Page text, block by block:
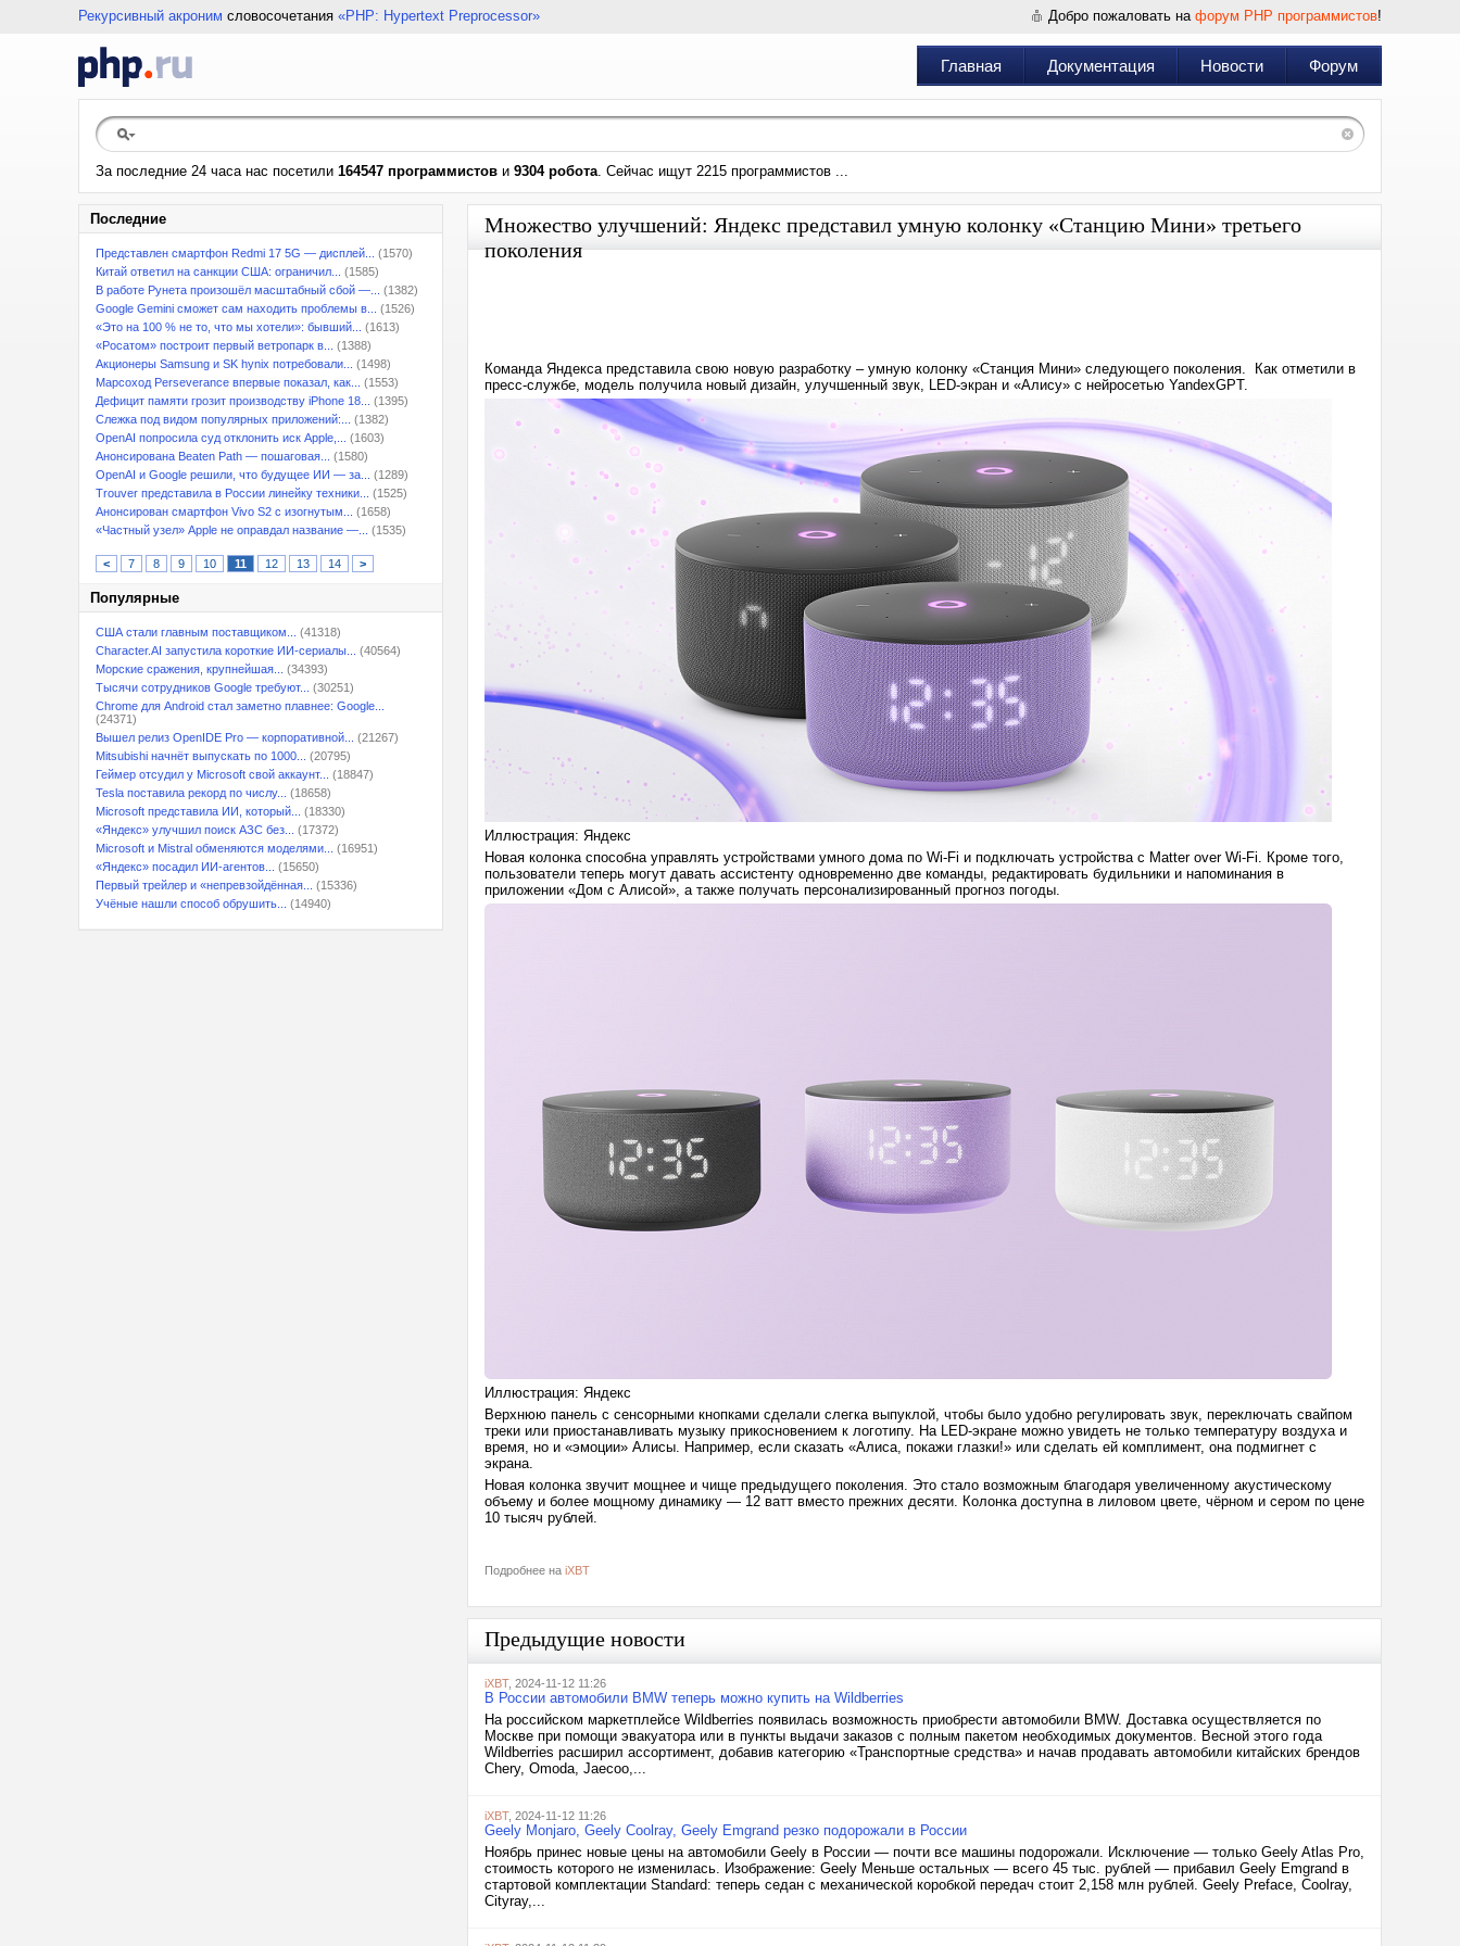
Рекурсивный акроним словосочетания «PHP: Hypertext Preprocessor» Добро пожаловать на форум PHP программистов!
Главная Документация Новости Форум
За последние 24 часа нас посетили 164547 программистов и 9304 робота. Сейчас ищут 2215 программистов ...
Последние
Представлен смартфон Redmi 17 5G — дисплей...
(1570)
Китай ответил на санкции США: ограничил...
(1585)
В работе Рунета произошёл масштабный сбой —...
(1382)
Google Gemini сможет сам находить проблемы в...
(1526)
«Это на 100 % не то, что мы хотели»: бывший...
(1613)
«Росатом» построит первый ветропарк в...
(1388)
Акционеры Samsung и SK hynix потребовали...
(1498)
Марсоход Perseverance впервые показал, как...
(1553)
Дефицит памяти грозит производству iPhone 18...
(1395)
Слежка под видом популярных приложений:...
(1382)
OpenAI попросила суд отклонить иск Apple,...
(1603)
Анонсирована Beaten Path — пошаговая...
(1580)
OpenAI и Google решили, что будущее ИИ — за...
(1289)
Trouver представила в России линейку техники...
(1525)
Анонсирован смартфон Vivo S2 с изогнутым...
(1658)
«Частный узел» Apple не оправдал название —...
(1535)
< 7 8 9 10 11 12 13 14 >
Популярные
США стали главным поставщиком...
(41318)
Character.AI запустила короткие ИИ-сериалы...
(40564)
Морские сражения, крупнейшая...
(34393)
Тысячи сотрудников Google требуют...
(30251)
Chrome для Android стал заметно плавнее: Google...
(24371)
Вышел релиз OpenIDE Pro — корпоративной...
(21267)
Mitsubishi начнёт выпускать по 1000...
(20795)
Геймер отсудил у Microsoft свой аккаунт...
(18847)
Tesla поставила рекорд по числу...
(18658)
Microsoft представила ИИ, который...
(18330)
«Яндекс» улучшил поиск АЗС без...
(17372)
Microsoft и Mistral обменяются моделями...
(16951)
«Яндекс» посадил ИИ-агентов...
(15650)
Первый трейлер и «непревзойдённая...
(15336)
Учёные нашли способ обрушить...
(14940)
Множество улучшений: Яндекс представил умную колонку «Станцию Мини» третьего
поколения
Команда Яндекса представила свою новую разработку – умную колонку «Станция Мини» следующего поколения. Как отметили в
пресс-службе, модель получила новый дизайн, улучшенный звук, LED-экран и «Алису» с нейросетью YandexGPT.
Иллюстрация: Яндекс
Новая колонка способна управлять устройствами умного дома по Wi-Fi и подключать устройства с Matter over Wi-Fi. Кроме того,
пользователи теперь могут давать ассистенту одновременно две команды, редактировать будильники и напоминания в
приложении «Дом с Алисой», а также получать персонализированный прогноз погоды.
Иллюстрация: Яндекс
Верхнюю панель с сенсорными кнопками сделали слегка выпуклой, чтобы было удобно регулировать звук, переключать свайпом
треки или приостанавливать музыку прикосновением к логотипу. На LED-экране можно увидеть не только температуру воздуха и
время, но и «эмоции» Алисы. Например, если сказать «Алиса, покажи глазки!» или сделать ей комплимент, она подмигнет с
экрана.
Новая колонка звучит мощнее и чище предыдущего поколения. Это стало возможным благодаря увеличенному акустическому
объему и более мощному динамику — 12 ватт вместо прежних десяти. Колонка доступна в лиловом цвете, чёрном и сером по цене
10 тысяч рублей.
Подробнее на iXBT
Предыдущие новости
iXBT, 2024-11-12 11:26
В России автомобили BMW теперь можно купить на Wildberries
На российском маркетплейсе Wildberries появилась возможность приобрести автомобили BMW. Доставка осуществляется по
Москве при помощи эвакуатора или в пункты выдачи заказов с полным пакетом необходимых документов. Весной этого года
Wildberries расширил ассортимент, добавив категорию «Транспортные средства» и начав продавать автомобили китайских брендов
Chery, Omoda, Jaecoo,...
iXBT, 2024-11-12 11:26
Geely Monjaro, Geely Coolray, Geely Emgrand резко подорожали в России
Ноябрь принес новые цены на автомобили Geely в России — почти все машины подорожали. Исключение — только Geely Atlas Pro,
стоимость которого не изменилась. Изображение: Geely Меньше остальных — всего 45 тыс. рублей — прибавил Geely Emgrand в
стартовой комплектации Standard: теперь седан с механической коробкой передач стоит 2,158 млн рублей. Geely Preface, Coolray,
Cityray,...